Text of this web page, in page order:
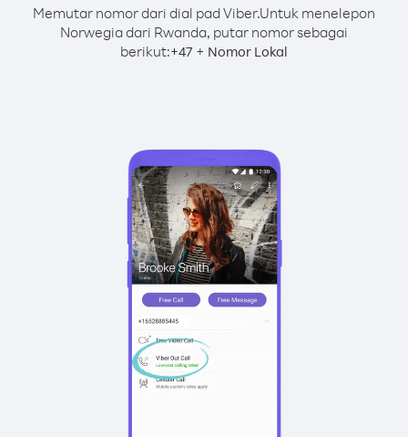
Memutar nomor dari dial pad Viber.Untuk menelepon
Norwegia dari Rwanda, putar nomor sebagai
berikut:+47 + Nomor Lokal